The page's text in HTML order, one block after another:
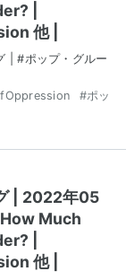
|
他 |
| #ポップ・グルー
#ポッ
| 2022年05
Much
|
他 |